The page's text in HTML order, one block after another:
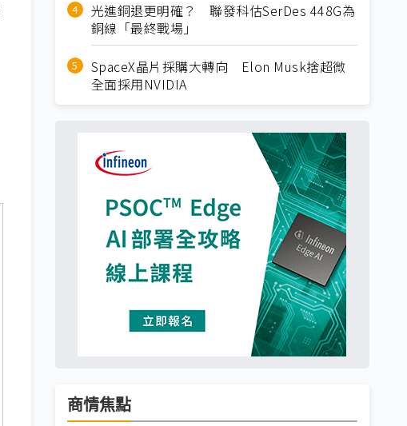
光進銅退更明確？ 聯發科估SerDes 448G為
銅線「最終戰場」
SpaceX晶片採購大轉向 Elon Musk捨超微
全面採用NVIDIA
商情焦點